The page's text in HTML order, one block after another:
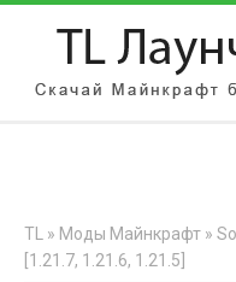
АВТОРИЗАЦИЯ НА
TL » Моды Майнкрафт »
[1.21.7, 1.21.6, 1.21.5]